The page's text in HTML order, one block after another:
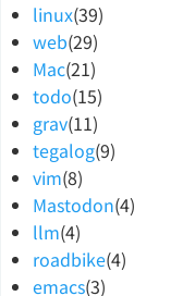
linux(39)
web(29)
Mac(21)
todo(15)
grav(11)
tegalog(9)
vim(8)
Mastodon(4)
llm(4)
roadbike(4)
emacs(3)